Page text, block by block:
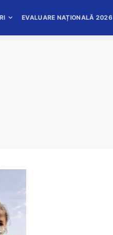
EVALUARE NAȚIONALĂ 2026